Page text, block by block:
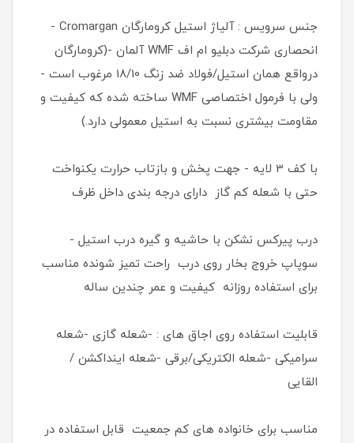
جنس سرویس : آلیاژ استیل کرومارگان Cromargan -
انحصاری شرکت دبلیو ام اف WMF آلمان -(کرومارگان
درواقع همان استیل/فولاد ضد زنگ 18/10 مرغوب است -
ولی با فرمول اختصاصی WMF ساخته شده که کیفیت و
مقاومت بیشتری نسبت به استیل معمولی دارد.)
با کف 3 لایه - جهت پخش و بازتاب حرارت یکنواخت
حتی با شعله کم گاز دارای درجه بندی داخل ظرف
درب پیرکس نشکن با حاشیه و گیره درب استیل -
سوپاپ خروج بخار روی درب راحت تمیز شونده مناسب
برای استفاده روزانه کیفیت و عمر چندین ساله
قابلیت استفاده روی اجاق های : -شعله گازی -شعله
سرامیکی -شعله الکتریکی/برقی -شعله اینداکشن /
القایی
مناسب برای خانواده های کم جمعیت قابل استفاده در